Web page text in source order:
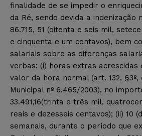
finalidade de se impedir o
da Ré, sendo devida a indenização
86.715, 51 (oitenta e seis mil,
e cinquenta e um centavos), bem
salariais sobre as diferenças
verbas: (i) horas extras acrescidas
valor da hora normal (art. 132, §3º,
Municipal nº 6.465/2003), no
33.491,16(trinta e três mil,
reais e dezesseis centavos); (ii) 10
semanais, durante o período que